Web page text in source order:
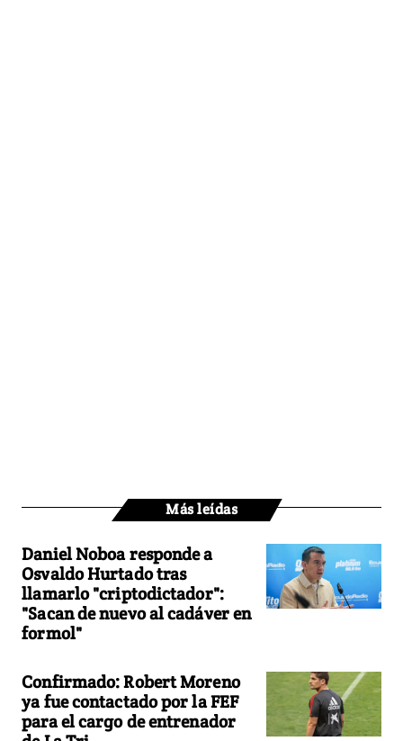
Más leídas
Daniel Noboa responde a
Osvaldo Hurtado tras
llamarlo "criptodictador":
"Sacan de nuevo al cadáver en
formol"
Confirmado: Robert Moreno
ya fue contactado por la FEF
para el cargo de entrenador